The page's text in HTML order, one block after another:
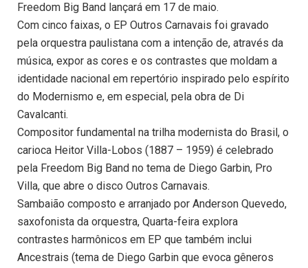
Freedom Big Band lançará em 17 de maio.
Com cinco faixas, o EP Outros Carnavais foi gravado
pela orquestra paulistana com a intenção de, através da
música, expor as cores e os contrastes que moldam a
identidade nacional em repertório inspirado pelo espírito
do Modernismo e, em especial, pela obra de Di
Cavalcanti.
Compositor fundamental na trilha modernista do Brasil, o
carioca Heitor Villa-Lobos (1887 – 1959) é celebrado
pela Freedom Big Band no tema de Diego Garbin, Pro
Villa, que abre o disco Outros Carnavais.
Sambaião composto e arranjado por Anderson Quevedo,
saxofonista da orquestra, Quarta-feira explora
contrastes harmônicos em EP que também inclui
Ancestrais (tema de Diego Garbin que evoca gêneros